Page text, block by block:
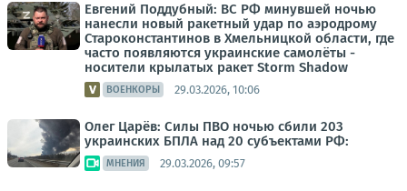
Евгений Поддубный: ВС РФ минувшей ночью
нанесли новый ракетный удар по аэродрому
Староконстантинов в Хмельницкой области, где
часто появляются украинские самолёты -
носители крылатых ракет Storm Shadow
ВОЕНКОРЫ 29.03.2026, 10:06
Олег Царёв: Силы ПВО ночью сбили 203
украинских БПЛА над 20 субъектами РФ:
МНЕНИЯ 29.03.2026, 09:57